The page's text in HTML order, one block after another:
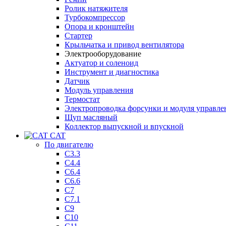
Ролик натяжителя
Турбокомпрессор
Опора и кронштейн
Стартер
Крыльчатка и привод вентилятора
Электрооборудование
Актуатор и соленоид
Инструмент и диагностика
Датчик
Модуль управления
Термостат
Электропроводка форсунки и модуля
Щуп масляный
Коллектор выпускной и впускной
CAT
По двигателю
C3.3
C4.4
C6.4
C6.6
C7
C7.1
C9
C10